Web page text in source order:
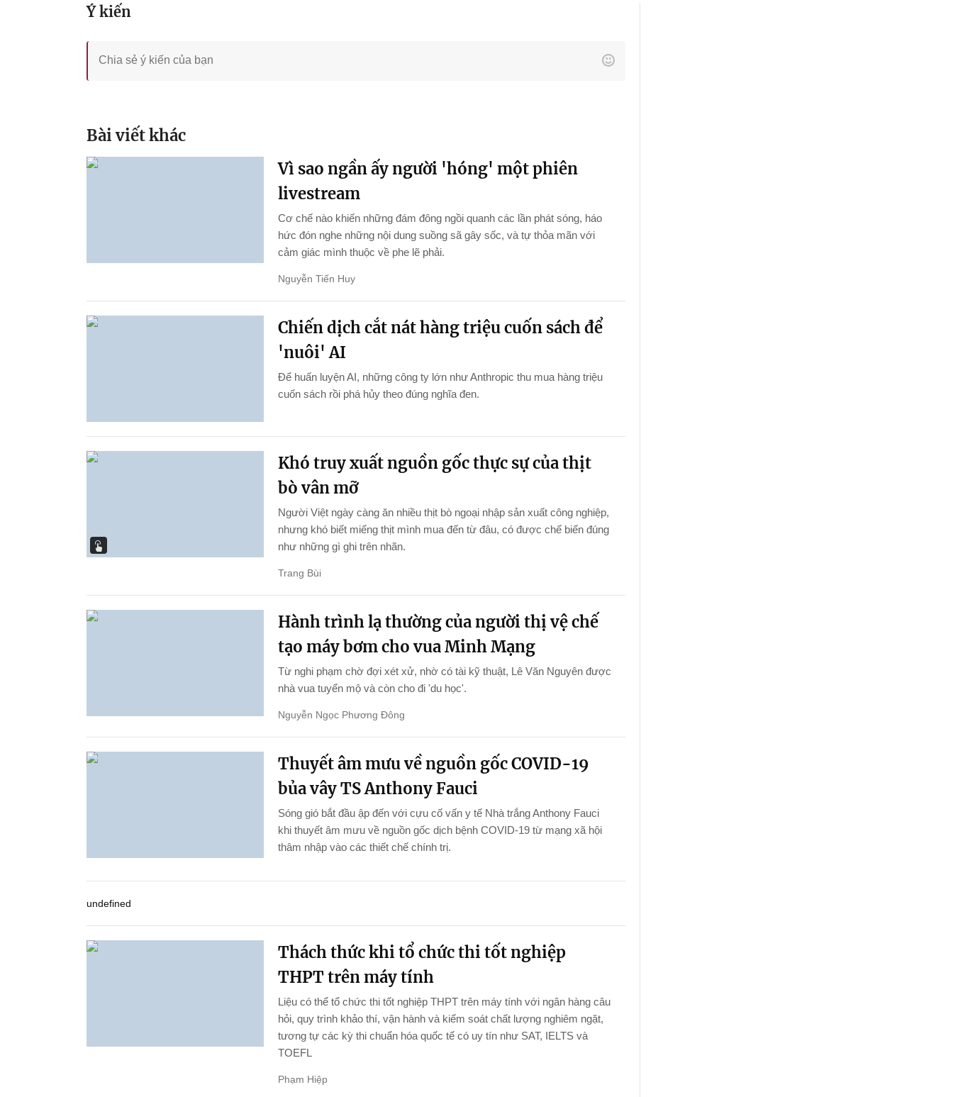
Ý kiến
Bài viết khác
Vì sao ngần ấy người 'hóng' một phiên
livestream
Cơ chế nào khiến những đám đông ngồi quanh các lần phát sóng, háo
hức đón nghe những nội dung suồng sã gây sốc, và tự thỏa mãn với
cảm giác mình thuộc về phe lẽ phải.
Nguyễn Tiến Huy
Chiến dịch cắt nát hàng triệu cuốn sách để
'nuôi' AI
Để huấn luyện AI, những công ty lớn như Anthropic thu mua hàng triệu
cuốn sách rồi phá hủy theo đúng nghĩa đen.
Khó truy xuất nguồn gốc thực sự của thịt
bò vân mỡ
Người Việt ngày càng ăn nhiều thịt bò ngoại nhập sản xuất công nghiệp,
nhưng khó biết miếng thịt mình mua đến từ đâu, có được chế biến đúng
như những gì ghi trên nhãn.
Trang Bùi
Hành trình lạ thường của người thị vệ chế
tạo máy bơm cho vua Minh Mạng
Từ nghi phạm chờ đợi xét xử, nhờ có tài kỹ thuật, Lê Văn Nguyên được
nhà vua tuyển mộ và còn cho đi 'du học'.
Nguyễn Ngọc Phương Đông
Thuyết âm mưu về nguồn gốc COVID-19
bủa vây TS Anthony Fauci
Sóng gió bắt đầu ập đến với cựu cố vấn y tế Nhà trắng Anthony Fauci
khi thuyết âm mưu về nguồn gốc dịch bệnh COVID-19 từ mạng xã hội
thâm nhập vào các thiết chế chính trị.
undefined
Thách thức khi tổ chức thi tốt nghiệp
THPT trên máy tính
Liệu có thể tổ chức thi tốt nghiệp THPT trên máy tính với ngân hàng câu
hỏi, quy trình khảo thí, vận hành và kiểm soát chất lượng nghiêm ngặt,
tương tự các kỳ thi chuẩn hóa quốc tế có uy tín như SAT, IELTS và
TOEFL
Phạm Hiệp